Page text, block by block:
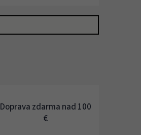
Doprava zdarma nad 100
€